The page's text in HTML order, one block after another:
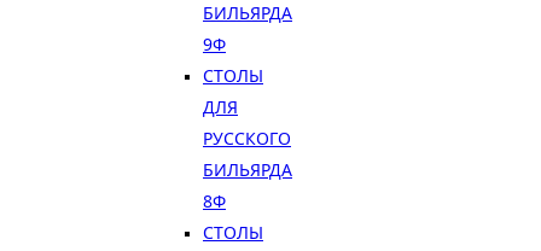
БИЛЬЯРДА
9Ф
СТОЛЫ
ДЛЯ
РУССКОГО
БИЛЬЯРДА
8Ф
СТОЛЫ